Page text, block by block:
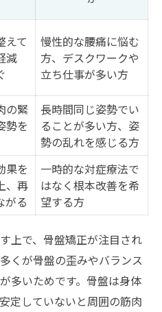
矯正が適している理由
骨盤矯正が有効な訳
れと注意点解説
産後セルフケア術
る産後整体の特徴
マに選ばれる理由
えて
減
慢性的な腰痛に悩む
方、デスクワークや
立ち仕事が多い方
の緊
勢を
長時間同じ姿勢でい
ることが多い方、姿
勢の乱れを感じる方
果を
、再
がる
一時的な対症療法で
はなく根本改善を希
望する方
上で、骨盤矯正が注目され
くが骨盤の歪みやバランス
多いためです。骨盤は身体
定していないと周囲の筋肉